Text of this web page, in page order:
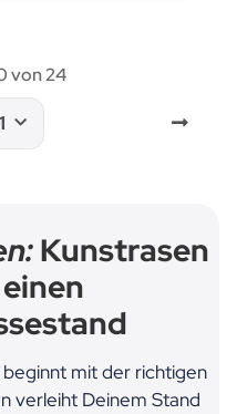
von 24
Kunstrasen
mit der richtigen
verleiht Deinem Stand